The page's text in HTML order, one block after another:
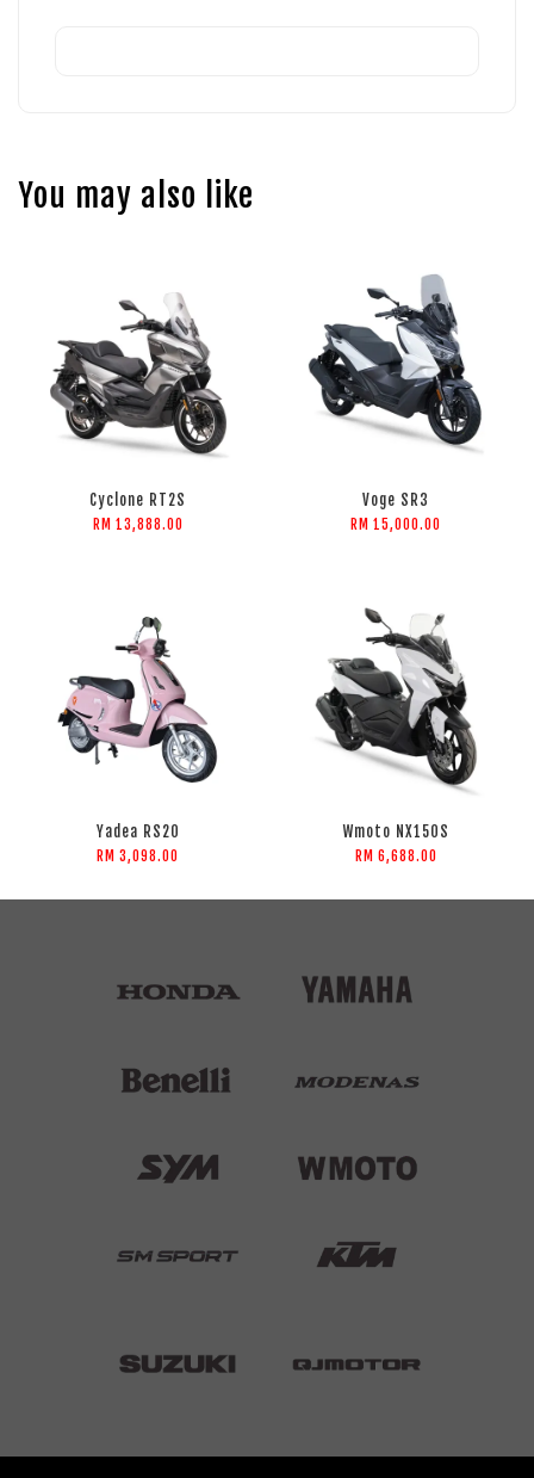
You may also like
Cyclone RT2S
RM 13,888.00
Voge SR3
RM 15,000.00
Yadea RS20
RM 3,098.00
Wmoto NX150S
RM 6,688.00